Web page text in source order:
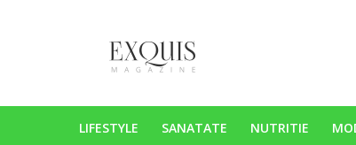
LIFESTYLE SANATATE NUTRITIE